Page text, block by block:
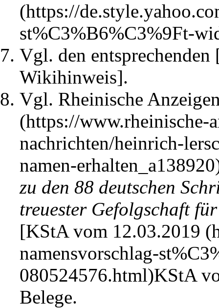
Vgl. den
Wikihinweis].
Vgl. Rheinische
zu den 88 deutschen
treuester Gefolgschaft
[KStA vom 12.03.2019
KStA
Belege.